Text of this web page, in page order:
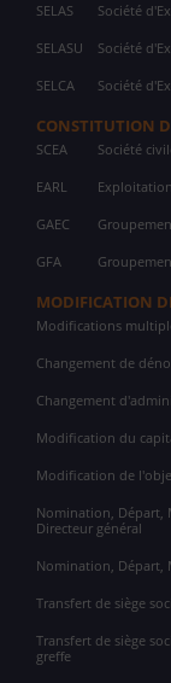
SELAS Société
SELASU Société
SELCA Société
CONSTITUTION
SCEA Société
EARL
GAEC
GFA
MODIFICATION
Modifications
Changement de
Changement
Modification du
Modification de
Nomination, Départ,
Directeur général
Nomination, Départ,
Transfert de siège
Transfert de siège
greffe